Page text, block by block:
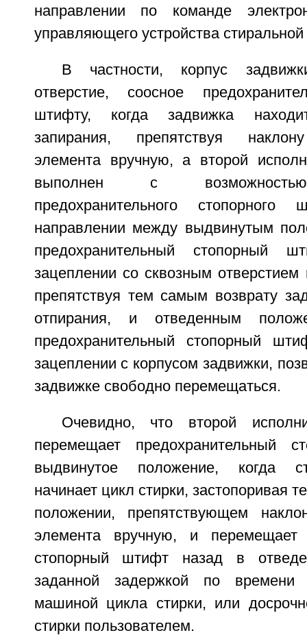
направлении по команде
управляющего устройства
В частности, корпус
отверстие, соосное
штифту, когда задвижка
запирания, препятствуя
элемента вручную, а второй
выполнен с
предохранительного
направлении между выдвинутым
предохранительный стопорный
зацеплении со сквозным отверстием
препятствуя тем самым возврату
отпирания, и отведенным
предохранительный стопорный
зацеплении с корпусом задвижки,
задвижке свободно перемещаться.
Очевидно, что второй
перемещает предохранительный
выдвинутое положение, когда
начинает цикл стирки, застопоривая
положении, препятствующем
элемента вручную, и перемещает
стопорный штифт назад в
заданной задержкой по времени
машиной цикла стирки, или
стирки пользователем.